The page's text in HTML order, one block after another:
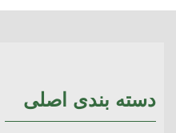
دسته بندی اصلی